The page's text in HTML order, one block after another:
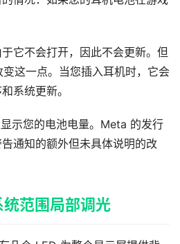
它不会打开，因此不会更新。但
这一点。当您插入耳机时，它会
系统更新。
示您的电池电量。Meta 的发行
通知的额外但未具体说明的改
范围局部调光